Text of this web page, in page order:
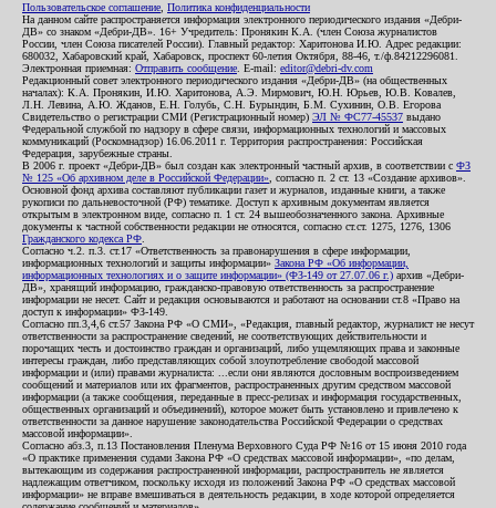
Пользовательское соглашение Политика конфиденциальности
На данном сайте распространяется информация электронного периодического издания «Дебри-
ДВ» со знаком «Дебри-ДВ». 16+ Учредитель: Пронякин К.А. (член Союза журналистов
России, член Союза писателей России). Главный редактор: Харитонова И.Ю. Адрес редакции:
680032, Хабаровский край, Хабаровск, проспект 60-летия Октября, 88-46, т./ф.84212296081.
Электронная приемная: Отправить сообщение . E-mail: editor@debri-dv.com
Редакционный совет электронного периодического издания «Дебри-ДВ» (на общественных
началах): К.А. Пронякин, И.Ю. Харитонова, А.Э. Мирмович, Ю.Н. Юрьев, Ю.В. Ковалев,
Л.Н. Левина, А.Ю. Жданов, Е.Н. Голубь, С.Н. Бурындин, Б.М. Сухинин, О.В. Егорова
Свидетельство о регистрации СМИ (Регистрационный номер) ЭЛ № ФС77-45537 выдано
Федеральной службой по надзору в сфере связи, информационных технологий и массовых
коммуникаций (Роскомнадзор) 16.06.2011 г. Территория распространения: Российская
Федерация, зарубежные страны.
В 2006 г. проект «Дебри-ДВ» был создан как электронный частный архив, в соответствии с ФЗ
№ 125 «Об архивном деле в Российской Федерации» , согласно п. 2 ст. 13 «Создание архивов».
Основной фонд архива составляют публикации газет и журналов, изданные книги, а также
рукописи по дальневосточной (РФ) тематике. Доступ к архивным документам является
открытым в электронном виде, согласно п. 1 ст. 24 вышеобозначенного закона. Архивные
документы к частной собственности редакции не относятся, согласно ст.ст. 1275, 1276, 1306
Гражданского кодекса РФ
Согласно ч.2. п.3. ст.17 «Ответственность за правонарушения в сфере информации,
информационных технологий и защиты информации» Закона РФ «Об информации,
информационных технологиях и о защите информации» (ФЗ-149 от 27.07.06 г.) архив «Дебри-
ДВ», хранящий информацию, гражданско-правовую ответственность за распространение
информации не несет. Сайт и редакция основываются и работают на основании ст.8 «Право на
доступ к информации» ФЗ-149.
Согласно пп.3,4,6 ст.57 Закона РФ «О СМИ», «Редакция, главный редактор, журналист не несут
ответственности за распространение сведений, не соответствующих действительности и
порочащих честь и достоинство граждан и организаций, либо ущемляющих права и законные
интересы граждан, либо представляющих собой злоупотребление свободой массовой
информации и (или) правами журналиста: ...если они являются дословным воспроизведением
сообщений и материалов или их фрагментов, распространенных другим средством массовой
информации (а также сообщения, переданные в пресс-релизах и информация государственных,
общественных организаций и объединений), которое может быть установлено и привлечено к
ответственности за данное нарушение законодательства Российской Федерации о средствах
массовой информации».
Согласно абз.3, п.13 Постановления Пленума Верховного Суда РФ №16 от 15 июня 2010 года
«О практике применения судами Закона РФ «О средствах массовой информации», «по делам,
вытекающим из содержания распространенной информации, распространитель не является
надлежащим ответчиком, поскольку исходя из положений Закона РФ «О средствах массовой
информации» не вправе вмешиваться в деятельность редакции, в ходе которой определяется